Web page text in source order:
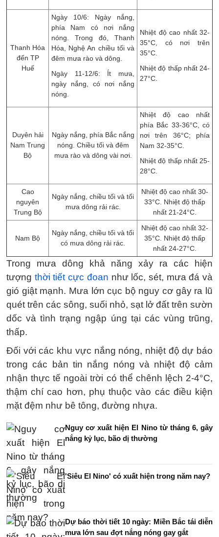
Thanh Hóa
đến TP
Huế
Ngày 10/6: Ngày nắng,
phía Nam có nơi nắng
nóng. Trong đó, Thanh
Hóa, Nghệ An chiều tối và
đêm mưa rào và dông.
Ngày 11-12/6: Ít mưa,
ngày nắng, có nơi nắng
nóng.
Nhiệt độ cao nhất 32-
35°C, có nơi trên
35°C.
Nhiệt độ thấp nhất 24-
27°C.
Duyên hải
Nam Trung
Bộ
Ngày nắng, phía Bắc nắng
nóng. Chiều tối và đêm
mưa rào và dông vài nơi.
Nhiệt độ cao nhất
phía Bắc 33-36°C, có
nơi trên 36°C; phía
Nam 32-35°C.
Nhiệt độ thấp nhất 25-
28°C.
Cao
nguyên
Trung Bộ
Ngày nắng, chiều tối và tối
mưa dông rải rác.
Nhiệt độ cao nhất 30-
33°C. Nhiệt độ thấp
nhất 21-24°C.
Nam Bộ
Ngày nắng, chiều tối và tối
có mưa dông rải rác.
Nhiệt độ cao nhất 32-
35°C. Nhiệt độ thấp
nhất 24-27°C.
Trong mưa dông khả năng xảy ra các hiện
tượng thời tiết cực đoan như lốc, sét, mưa đá và
gió giật mạnh. Mưa lớn cục bộ nguy cơ gây ra lũ
quét trên các sông, suối nhỏ, sạt lở đất trên sườn
dốc và tình trạng ngập úng tại các vùng trũng,
thấp.
Đối với các khu vực nắng nóng, nhiệt độ dự báo
trong các bản tin nắng nóng và nhiệt độ cảm
nhận thực tế ngoài trời có thể chênh lệch 2-4°C,
thậm chí cao hơn, phụ thuộc vào các điều kiện
mặt đệm như bê tông, đường nhựa.
Nguy cơ xuất hiện El Nino từ tháng 6, gây
nắng kỷ lục, bão dị thường
'Siêu El Nino' có xuất hiện trong năm nay?
Dự báo thời tiết 10 ngày: Miền Bắc tái diễn
mưa lớn sau đợt nắng nóng gay gắt